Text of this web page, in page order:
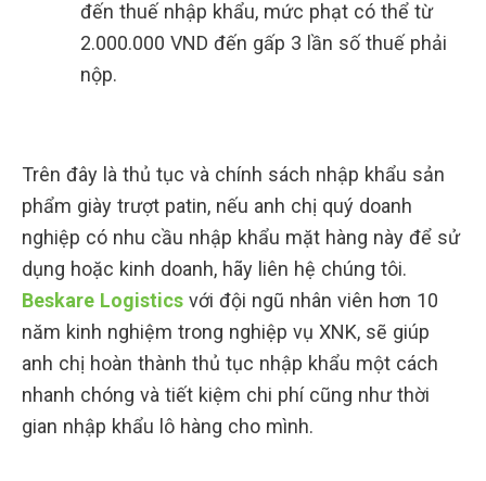
đến thuế nhập khẩu, mức phạt có thể từ
2.000.000 VND đến gấp 3 lần số thuế phải
nộp.
Trên đây là thủ tục và chính sách nhập khẩu sản
phẩm giày trượt patin, nếu anh chị quý doanh
nghiệp có nhu cầu nhập khẩu mặt hàng này để sử
dụng hoặc kinh doanh, hãy liên hệ chúng tôi.
Beskare Logistics với đội ngũ nhân viên hơn 10
năm kinh nghiệm trong nghiệp vụ XNK, sẽ giúp
anh chị hoàn thành thủ tục nhập khẩu một cách
nhanh chóng và tiết kiệm chi phí cũng như thời
gian nhập khẩu lô hàng cho mình.